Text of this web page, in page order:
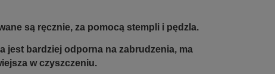
są ręcznie, za pomocą stempli i pędzla.
jest bardziej odporna na zabrudzenia, ma
w czyszczeniu.